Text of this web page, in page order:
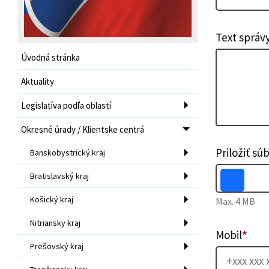
Úvodná stránka
Aktuality
Legislatíva podľa oblastí
Okresné úrady / Klientske centrá
Banskobystrický kraj
Bratislavský kraj
Košický kraj
Nitriansky kraj
Prešovský kraj
Text
Priložiť
Max. 4 MB
Mobil*